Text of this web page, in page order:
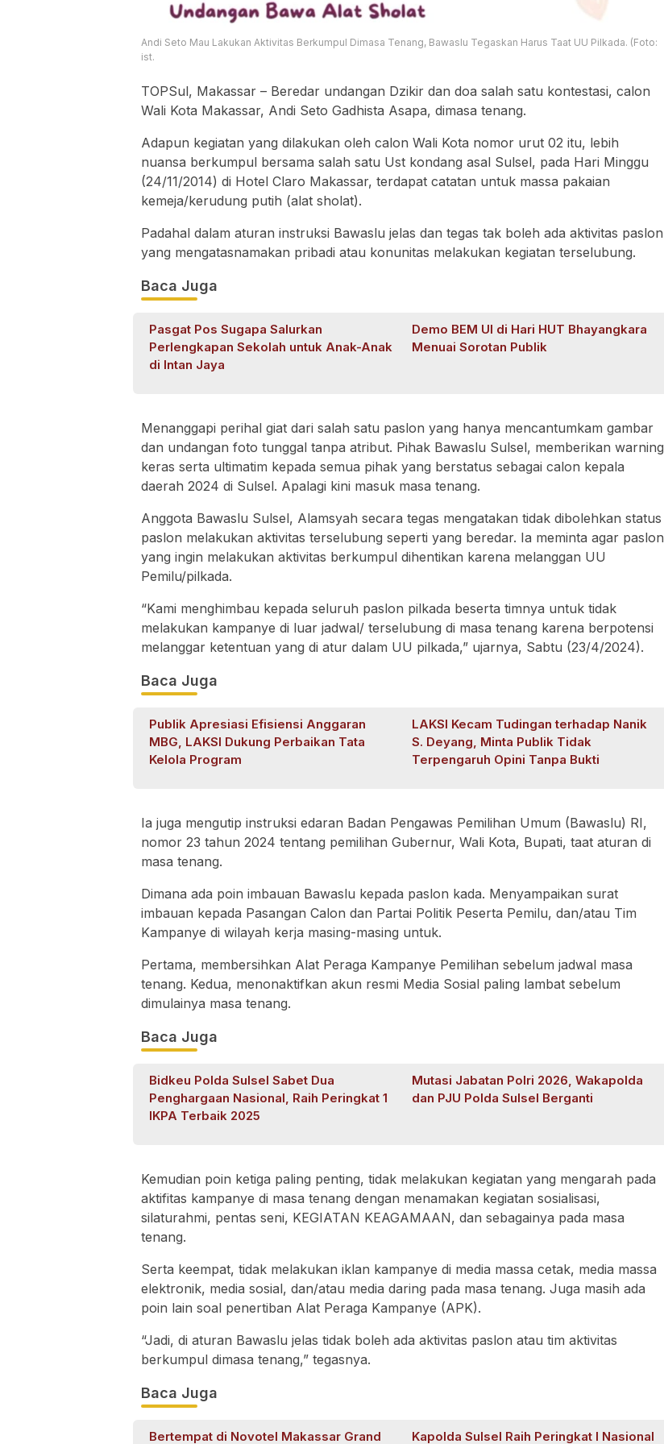
Andi Seto Mau Lakukan Aktivitas Berkumpul Dimasa Tenang, Bawaslu Tegaskan Harus Taat UU Pilkada. (Foto:
ist.
TOPSul, Makassar – Beredar undangan Dzikir dan doa salah satu kontestasi, calon
Wali Kota Makassar, Andi Seto Gadhista Asapa, dimasa tenang.
Adapun kegiatan yang dilakukan oleh calon Wali Kota nomor urut 02 itu, lebih
nuansa berkumpul bersama salah satu Ust kondang asal Sulsel, pada Hari Minggu
(24/11/2014) di Hotel Claro Makassar, terdapat catatan untuk massa pakaian
kemeja/kerudung putih (alat sholat).
Padahal dalam aturan instruksi Bawaslu jelas dan tegas tak boleh ada aktivitas paslon
yang mengatasnamakan pribadi atau konunitas melakukan kegiatan terselubung.
Baca Juga
Pasgat Pos Sugapa Salurkan
Perlengkapan Sekolah untuk Anak-Anak
di Intan Jaya
Demo BEM UI di Hari HUT Bhayangkara
Menuai Sorotan Publik
Menanggapi perihal giat dari salah satu paslon yang hanya mencantumkam gambar
dan undangan foto tunggal tanpa atribut. Pihak Bawaslu Sulsel, memberikan warning
keras serta ultimatim kepada semua pihak yang berstatus sebagai calon kepala
daerah 2024 di Sulsel. Apalagi kini masuk masa tenang.
Anggota Bawaslu Sulsel, Alamsyah secara tegas mengatakan tidak dibolehkan status
paslon melakukan aktivitas terselubung seperti yang beredar. Ia meminta agar paslon
yang ingin melakukan aktivitas berkumpul dihentikan karena melanggan UU
Pemilu/pilkada.
“Kami menghimbau kepada seluruh paslon pilkada beserta timnya untuk tidak
melakukan kampanye di luar jadwal/ terselubung di masa tenang karena berpotensi
melanggar ketentuan yang di atur dalam UU pilkada,” ujarnya, Sabtu (23/4/2024).
Baca Juga
Publik Apresiasi Efisiensi Anggaran
MBG, LAKSI Dukung Perbaikan Tata
Kelola Program
LAKSI Kecam Tudingan terhadap Nanik
S. Deyang, Minta Publik Tidak
Terpengaruh Opini Tanpa Bukti
Ia juga mengutip instruksi edaran Badan Pengawas Pemilihan Umum (Bawaslu) RI,
nomor 23 tahun 2024 tentang pemilihan Gubernur, Wali Kota, Bupati, taat aturan di
masa tenang.
Dimana ada poin imbauan Bawaslu kepada paslon kada. Menyampaikan surat
imbauan kepada Pasangan Calon dan Partai Politik Peserta Pemilu, dan/atau Tim
Kampanye di wilayah kerja masing-masing untuk.
Pertama, membersihkan Alat Peraga Kampanye Pemilihan sebelum jadwal masa
tenang. Kedua, menonaktifkan akun resmi Media Sosial paling lambat sebelum
dimulainya masa tenang.
Baca Juga
Bidkeu Polda Sulsel Sabet Dua
Penghargaan Nasional, Raih Peringkat 1
IKPA Terbaik 2025
Mutasi Jabatan Polri 2026, Wakapolda
dan PJU Polda Sulsel Berganti
Kemudian poin ketiga paling penting, tidak melakukan kegiatan yang mengarah pada
aktifitas kampanye di masa tenang dengan menamakan kegiatan sosialisasi,
silaturahmi, pentas seni, KEGIATAN KEAGAMAAN, dan sebagainya pada masa
tenang.
Serta keempat, tidak melakukan iklan kampanye di media massa cetak, media massa
elektronik, media sosial, dan/atau media daring pada masa tenang. Juga masih ada
poin lain soal penertiban Alat Peraga Kampanye (APK).
“Jadi, di aturan Bawaslu jelas tidak boleh ada aktivitas paslon atau tim aktivitas
berkumpul dimasa tenang,” tegasnya.
Baca Juga
Bertempat di Novotel Makassar Grand Kapolda Sulsel Raih Peringkat I Nasional